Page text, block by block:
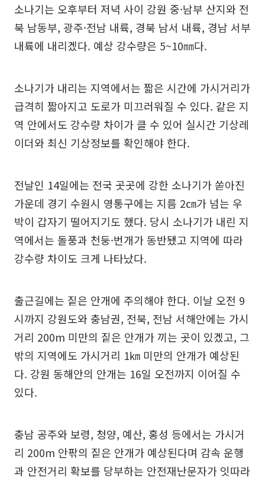
소나기는 오후부터 저녁 사이 강원 중·남부 산지와 전
북 남동부, 광주·전남 내륙, 경북 남서 내륙, 경남 서부
내륙에 내리겠다. 예상 강수량은 5~10㎜다.
소나기가 내리는 지역에서는 짧은 시간에 가시거리가
급격히 짧아지고 도로가 미끄러워질 수 있다. 같은 지
역 안에서도 강수량 차이가 클 수 있어 실시간 기상레
이더와 최신 기상정보를 확인해야 한다.
전날인 14일에는 전국 곳곳에 강한 소나기가 쏟아진
가운데 경기 수원시 영통구에는 지름 2㎝가 넘는 우
박이 갑자기 떨어지기도 했다. 당시 소나기가 내린 지
역에서는 돌풍과 천둥·번개가 동반됐고 지역에 따라
강수량 차이도 크게 나타났다.
출근길에는 짙은 안개에 주의해야 한다. 이날 오전 9
시까지 강원도와 충남권, 전북, 전남 서해안에는 가시
거리 200m 미만의 짙은 안개가 끼는 곳이 있겠고, 그
밖의 지역에도 가시거리 1㎞ 미만의 안개가 예상된
다. 강원 동해안의 안개는 16일 오전까지 이어질 수
있다.
충남 공주와 보령, 청양, 예산, 홍성 등에서는 가시거
리 200m 안팎의 짙은 안개가 예상된다며 감속 운행
과 안전거리 확보를 당부하는 안전재난문자가 잇따라